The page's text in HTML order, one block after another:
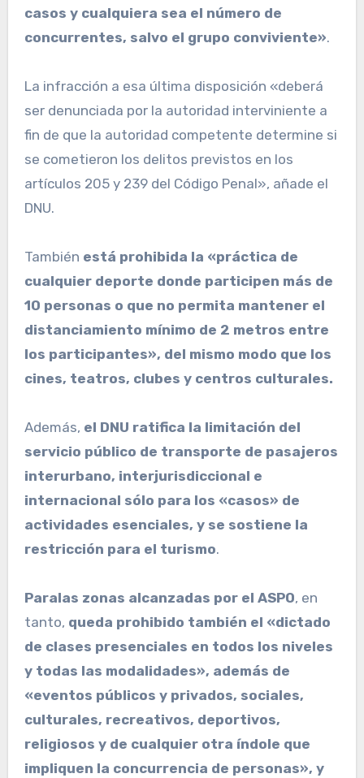
casos y cualquiera sea el número de
concurrentes, salvo el grupo conviviente».
La infracción a esa última disposición «deberá
ser denunciada por la autoridad interviniente a
fin de que la autoridad competente determine si
se cometieron los delitos previstos en los
artículos 205 y 239 del Código Penal», añade el
DNU.
También está prohibida la «práctica de
cualquier deporte donde participen más de
10 personas o que no permita mantener el
distanciamiento mínimo de 2 metros entre
los participantes», del mismo modo que los
cines, teatros, clubes y centros culturales.
Además, el DNU ratifica la limitación del
servicio público de transporte de pasajeros
interurbano, interjurisdiccional e
internacional sólo para los «casos» de
actividades esenciales, y se sostiene la
restricción para el turismo.
Paralas zonas alcanzadas por el ASPO, en
tanto, queda prohibido también el «dictado
de clases presenciales en todos los niveles
y todas las modalidades», además de
«eventos públicos y privados, sociales,
culturales, recreativos, deportivos,
religiosos y de cualquier otra índole que
impliquen la concurrencia de personas», y